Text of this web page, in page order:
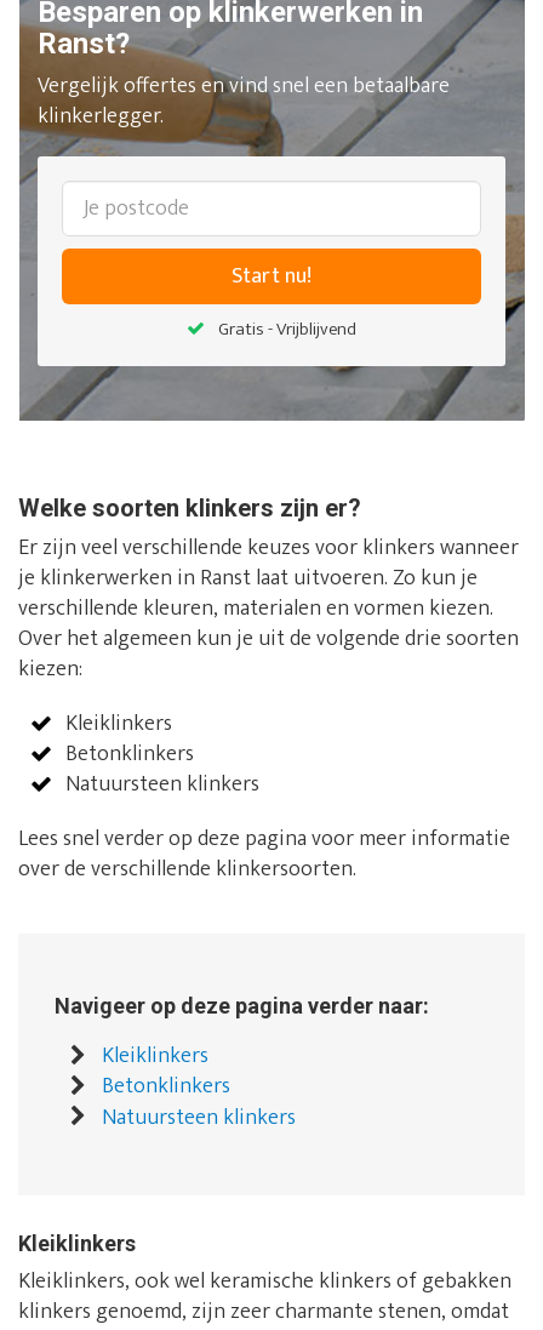
Besparen op klinkerwerken in
Ranst?
Vergelijk offertes en vind snel een betaalbare
klinkerlegger.
Start nu!
Gratis - Vrijblijvend
Welke soorten klinkers zijn er?
Er zijn veel verschillende keuzes voor klinkers wanneer
je klinkerwerken in Ranst laat uitvoeren. Zo kun je
verschillende kleuren, materialen en vormen kiezen.
Over het algemeen kun je uit de volgende drie soorten
kiezen:
Kleiklinkers
Betonklinkers
Natuursteen klinkers
Lees snel verder op deze pagina voor meer informatie
over de verschillende klinkersoorten.
Navigeer op deze pagina verder naar:
Kleiklinkers
Betonklinkers
Natuursteen klinkers
Kleiklinkers
Kleiklinkers, ook wel keramische klinkers of gebakken
klinkers genoemd, zijn zeer charmante stenen, omdat